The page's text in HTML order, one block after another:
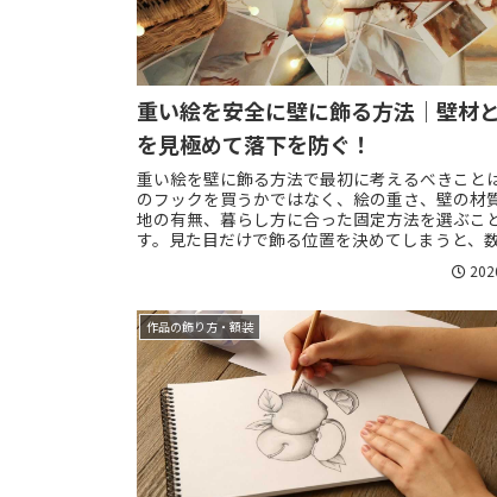
重い絵を安全に壁に飾る方法｜壁材
を見極めて落下を防ぐ！
重い絵を壁に飾る方法で最初に考えるべきこと
のフックを買うかではなく、絵の重さ、壁の材
地の有無、暮らし方に合った固定方法を選ぶこ
す。見た目だけで飾る位置を決めてしまうと、
作品の飾り方・額装